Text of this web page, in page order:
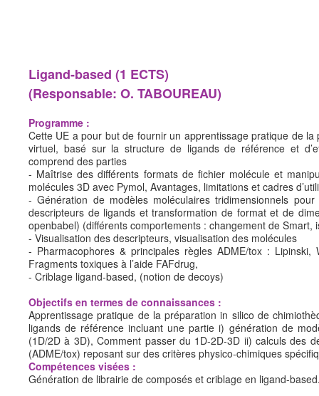
Programme détaillé UEs du M1 (.pdf)
Programme détaillé UEs du M2 (.pdf)
Calendrier M1 (2025-2026) (.pdf)
Calendrier M2 (2025-2026) (.pdf)
EMPLOI DU TEMPS
EDT M1 (2025-2026)
EDT M2 (2025-2026)
OUVRAGES MISES A NIVEAU
Pour le M1 (pdf)
Pour le M2 (pdf)
Autres informations
ISDD-Molécules Bioactives
PRESENTATION DU PARCOURS
PARCOURS RECHERCHE
Résumé double diploma Erasmus Mundus (.pdf)
Ligand-based (1 ECTS)
(Responsable: O. TABOUREAU)
Programme :
Cette UE a pour but de fournir un apprentissage pratique de
virtuel, basé sur la structure de ligands de référence et
comprend des parties
- Maîtrise des différents formats de fichier molécule et
molécules 3D avec Pymol, Avantages, limitations et cadres
- Génération de modèles moléculaires tridimensionnels
descripteurs de ligands et transformation de format et de
openbabel) (différents comportements : changement de Smart,
- Visualisation des descripteurs, visualisation des molécules
- Pharmacophores & principales règles ADME/tox :
Fragments toxiques à l’aide FAFdrug,
- Criblage ligand-based, (notion de decoys)
Objectifs en termes de connaissances :
Apprentissage pratique de la préparation in silico de
ligands de référence incluant une partie i) génération de
(1D/2D à 3D), Comment passer du 1D-2D-3D ii) calculs des
(ADME/tox) reposant sur des critères physico-chimiques
Compétences visées :
Génération de librairie de composés et criblage en ligand-